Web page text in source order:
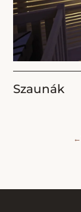
Szaunák
←